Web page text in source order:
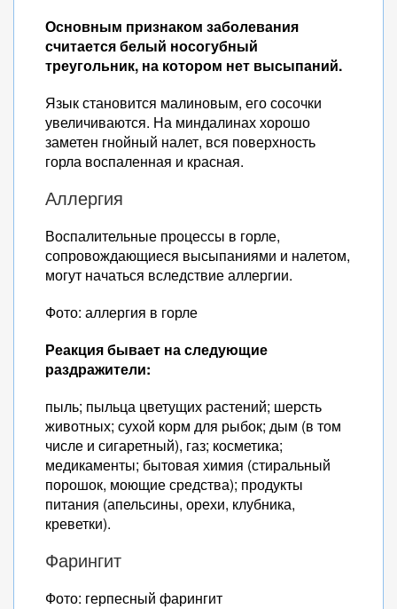
Основным признаком заболевания
считается белый носогубный
треугольник, на котором нет высыпаний.
Язык становится малиновым, его сосочки
увеличиваются. На миндалинах хорошо
заметен гнойный налет, вся поверхность
горла воспаленная и красная.
Аллергия
Воспалительные процессы в горле,
сопровождающиеся высыпаниями и налетом,
могут начаться вследствие аллергии.
Фото: аллергия в горле
Реакция бывает на следующие
раздражители:
пыль; пыльца цветущих растений; шерсть
животных; сухой корм для рыбок; дым (в том
числе и сигаретный), газ; косметика;
медикаменты; бытовая химия (стиральный
порошок, моющие средства); продукты
питания (апельсины, орехи, клубника,
креветки).
Фарингит
Фото: герпесный фарингит